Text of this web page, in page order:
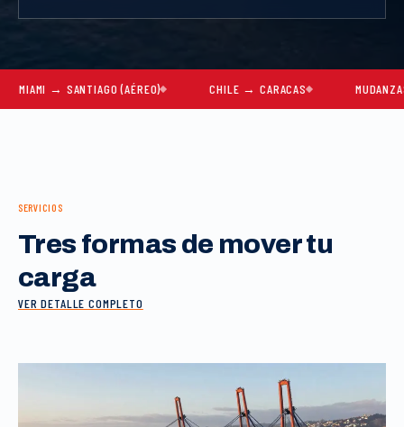
→ SANTIAGO (AÉREO) CHILE → CARACAS MUDANZAS
SERVICIOS
Tres formas de mover tu
carga
VER DETALLE COMPLETO